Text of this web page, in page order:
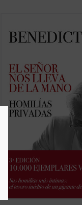
la libertad de espíritu de
Dios, las referencias a los
Iglesia y la actualidad de la
creyente. ...(ver ficha)